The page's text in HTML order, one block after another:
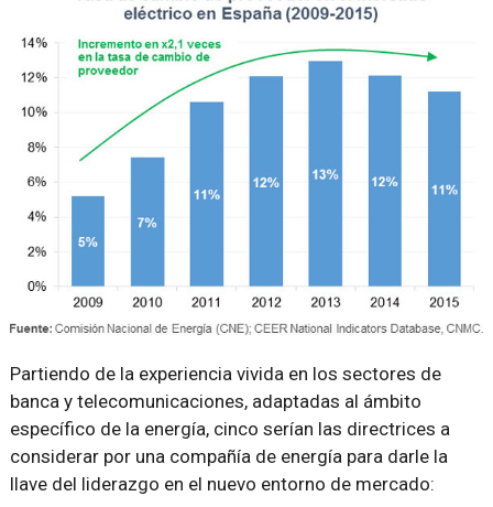
Partiendo de la experiencia vivida en los sectores de
banca y telecomunicaciones, adaptadas al ámbito
específico de la energía, cinco serían las directrices a
considerar por una compañía de energía para darle la
llave del liderazgo en el nuevo entorno de mercado: